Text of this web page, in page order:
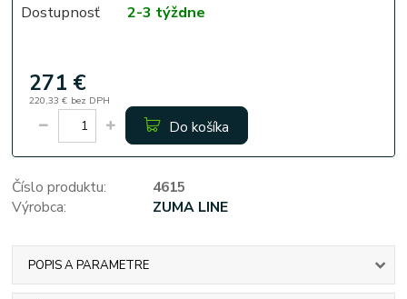
Dostupnosť 2-3 týždne
271 €
220,33 € bez DPH
Do košíka
Číslo produktu:
4615
Výrobca:
ZUMA LINE
POPIS A PARAMETRE